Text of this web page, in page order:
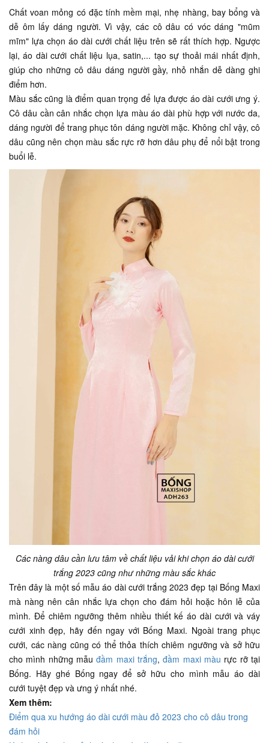
Chất voan mỏng có đặc tính mềm mại, nhẹ nhàng, bay bổng và
dễ ôm lấy dáng người. Vì vậy, các cô dâu có vóc dáng "mũm
mĩm" lựa chọn áo dài cưới chất liệu trên sẽ rất thích hợp. Ngược
lại, áo dài cưới chất liệu lụa, satin,... tạo sự thoải mái nhất định,
giúp cho những cô dâu dáng người gầy, nhỏ nhắn dễ dàng ghi
điểm hơn.
Màu sắc cũng là điểm quan trọng để lựa được áo dài cưới ưng ý.
Cô dâu cần cân nhắc chọn lựa màu áo dài phù hợp với nước da,
dáng người để trang phục tôn dáng người mặc. Không chỉ vậy, cô
dâu cũng nên chọn màu sắc rực rỡ hơn dâu phụ để nổi bật trong
buổi lễ.
Các nàng dâu cần lưu tâm về chất liệu vải khi chọn áo dài cưới
trắng 2023 cũng như những màu sắc khác
Trên đây là một số mẫu áo dài cưới trắng 2023 đẹp tại Bống Maxi
mà nàng nên cân nhắc lựa chọn cho đám hỏi hoặc hôn lễ của
mình. Để chiêm ngưỡng thêm nhiều thiết kế áo dài cưới và váy
cưới xinh đẹp, hãy đến ngay với Bống Maxi. Ngoài trang phục
cưới, các nàng cũng có thể thỏa thích chiêm ngưỡng và sở hữu
cho mình những mẫuđầm maxi trắng,đầm maxi màu rực rỡ tại
Bống. Hãy ghé Bống ngay để sở hữu cho mình mẫu áo dài
cưới tuyệt đẹp và ưng ý nhất nhé.
Xem thêm:
Điểm qua xu hướng áo dài cưới màu đỏ 2023 cho cô dâu trong
đám hỏi